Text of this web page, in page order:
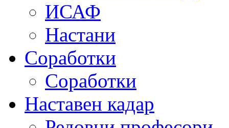
ИСАФ
Настани
Соработки
Соработки
Наставен кадар